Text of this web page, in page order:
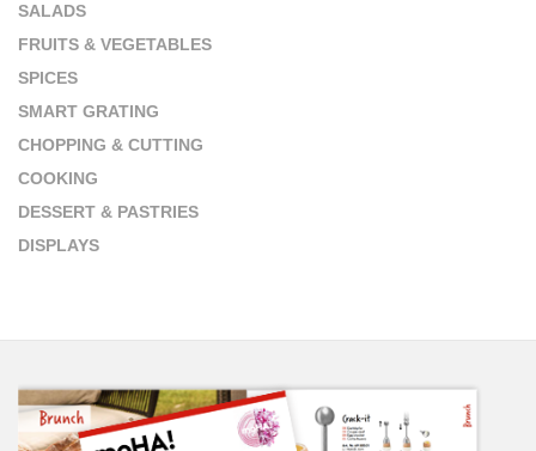
SALADS
FRUITS & VEGETABLES
SPICES
SMART GRATING
CHOPPING & CUTTING
COOKING
DESSERT & PASTRIES
DISPLAYS